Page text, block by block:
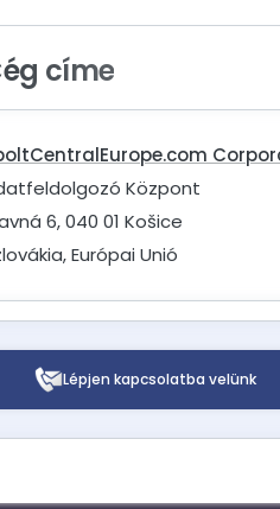
címe
Központ
6, 040 01 Košice
Európai Unió
Lépjen kapcsolatba velünk